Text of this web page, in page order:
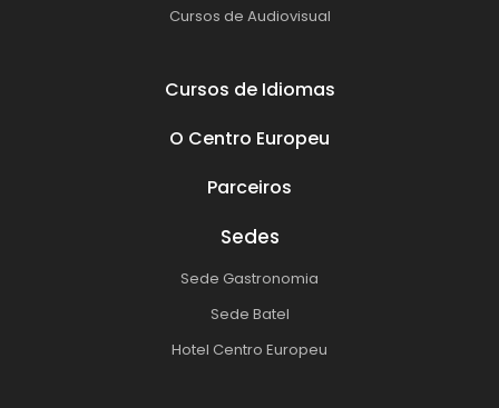
Cursos de Audiovisual
Cursos de Idiomas
O Centro Europeu
Parceiros
Sedes
Sede Gastronomia
Sede Batel
Hotel Centro Europeu